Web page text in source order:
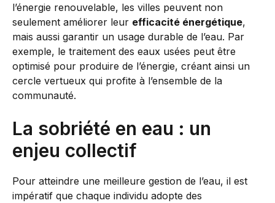
l’énergie renouvelable, les villes peuvent non
seulement améliorer leur efficacité énergétique,
mais aussi garantir un usage durable de l’eau. Par
exemple, le traitement des eaux usées peut être
optimisé pour produire de l’énergie, créant ainsi un
cercle vertueux qui profite à l’ensemble de la
communauté.
La sobriété en eau : un
enjeu collectif
Pour atteindre une meilleure gestion de l’eau, il est
impératif que chaque individu adopte des